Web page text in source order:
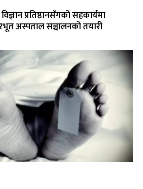
प्रतिष्ठानसँगको सहकार्यमा
अस्पताल सञ्चालनको तयारी